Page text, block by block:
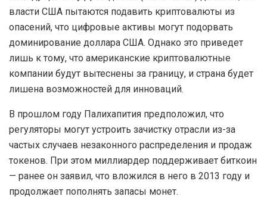
власти США пытаются подавить криптовалюты из
опасений, что цифровые активы могут подорвать
доминирование доллара США. Однако это приведет
лишь к тому, что американские криптовалютные
компании будут вытеснены за границу, и страна будет
лишена возможностей для инноваций.
В прошлом году Палихапития предположил, что
регуляторы могут устроить зачистку отрасли из-за
частых случаев незаконного распределения и продаж
токенов. При этом миллиардер поддерживает биткоин
— ранее он заявил, что вложился в него в 2013 году и
продолжает пополнять запасы монет.